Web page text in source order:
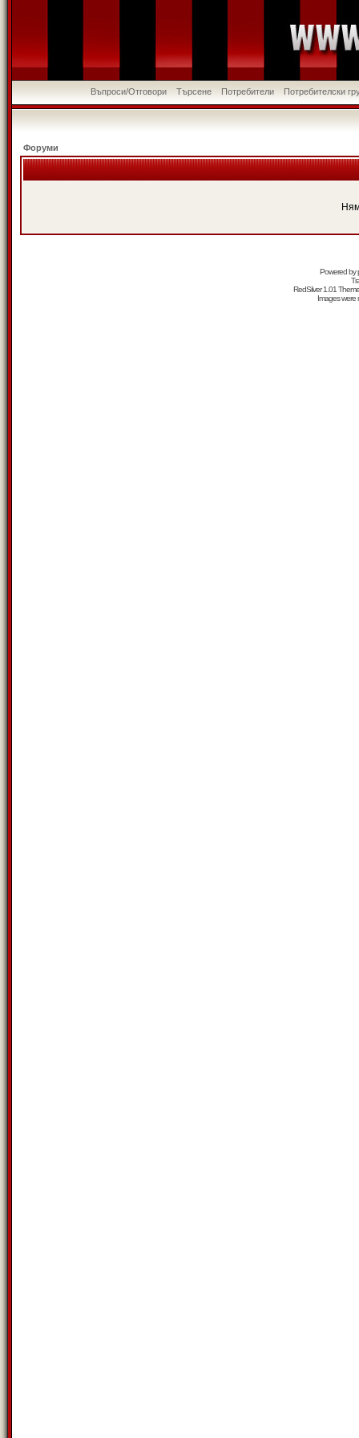
Въпроси/Отговори Търсене Потребители Потребителски
Форуми
Powered by
RedSilver 1.01
Images were